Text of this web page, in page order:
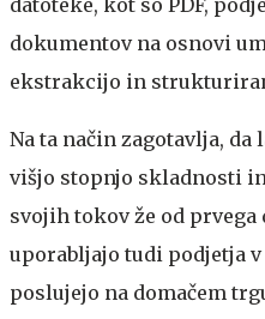
dokumentov na osnovi
ekstrakcijo in
Na ta način zagotavlja,
višjo stopnjo skladnosti
svojih tokov že od prvega
uporabljajo tudi podjetja
poslujejo na domačem